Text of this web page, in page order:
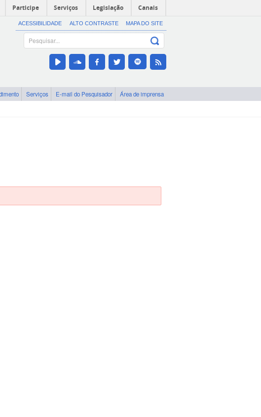
Participe Serviços Legislação Canais
ACESSIBILIDADE ALTO CONTRASTE MAPA DO SITE
Serviços E-mail do Pesquisador Área de imprensa